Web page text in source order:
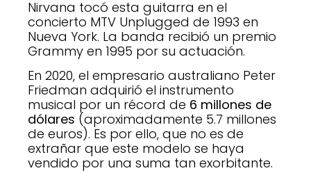
Nirvana tocó esta guitarra en el
concierto MTV Unplugged de 1993 en
Nueva York. La banda recibió un premio
Grammy en 1995 por su actuación.
En 2020, el empresario australiano Peter
Friedman adquirió el instrumento
musical por un récord de 6 millones de
dólares (aproximadamente 5.7 millones
de euros). Es por ello, que no es de
extrañar que este modelo se haya
vendido por una suma tan exorbitante.